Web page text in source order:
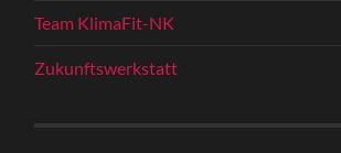
Team KlimaFit-NK
Zukunftswerkstatt